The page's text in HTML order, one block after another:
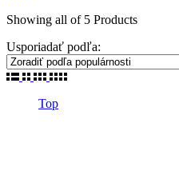
Showing all of 5 ProductsZoradené
Usporiadať podľa:
Top